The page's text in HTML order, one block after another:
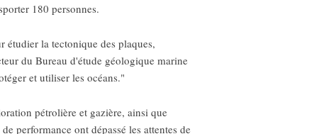
180 personnes.
étudier la tectonique des plaques,
du Bureau d'étude géologique marine
et utiliser les océans."
pétrolière et gazière, ainsi que
performance ont dépassé les attentes de